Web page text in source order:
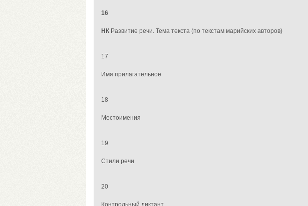
16
НК Развитие речи. Тема текста (по текстам марийских авторов)
17
Имя прилагательное
18
Местоимения
19
Стили речи
20
Контрольный диктант